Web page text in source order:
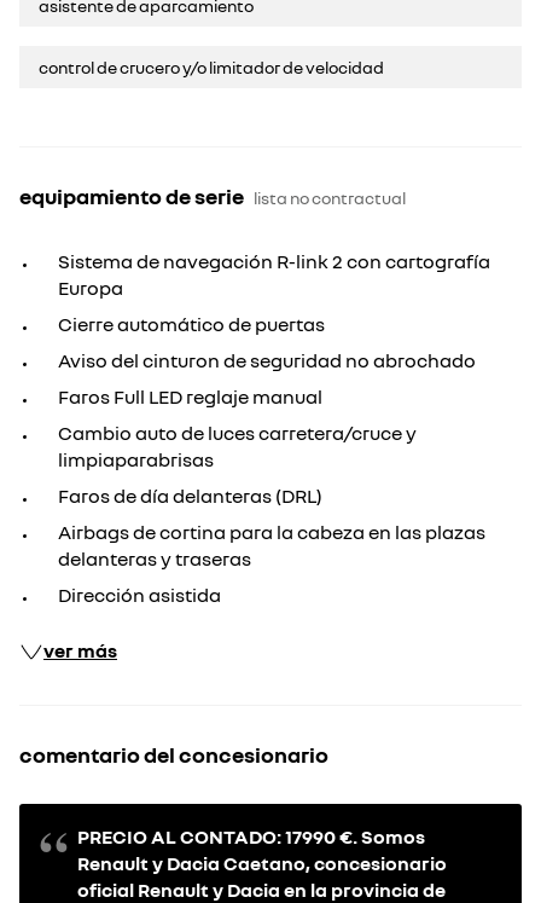
asistente de aparcamiento
control de crucero y/o limitador de velocidad
equipamiento de serie lista no contractual
Sistema de navegación R-link 2 con cartografía
Europa
Cierre automático de puertas
Aviso del cinturon de seguridad no abrochado
Faros Full LED reglaje manual
Cambio auto de luces carretera/cruce y
limpiaparabrisas
Faros de día delanteras (DRL)
Airbags de cortina para la cabeza en las plazas
delanteras y traseras
Dirección asistida
ver más
comentario del concesionario
PRECIO AL CONTADO: 17990 €. Somos
Renault y Dacia Caetano, concesionario
oficial Renault y Dacia en la provincia de